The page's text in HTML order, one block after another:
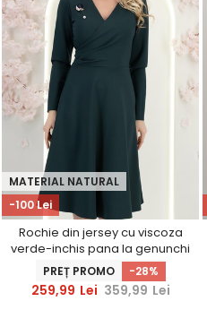
-100 Lei
MATERIAL NATURAL
Rochie din jersey cu viscoza
verde-inchis pana la genunchi
in clos cu brosa - StarShinerS
PREȚ PROMO -28%
259,99 Lei 359,99 Lei